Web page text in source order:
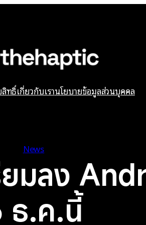
สิทธิ์เกี่ยวกับเรานโยบายข้อมูลส่วนบุคคล
News
มลง
ธ.ค.นี้